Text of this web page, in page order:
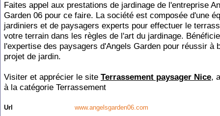
Faites appel aux prestations de jardinage de l'entreprise
Garden 06 pour ce faire. La société est composée d'une
jardiniers et de paysagers experts pour effectuer le
votre terrain dans les règles de l'art du jardinage.
l'expertise des paysagers d'Angels Garden pour réussir à
projet de jardin.
Visiter et apprécier le site Terrassement paysager Nice,
à la catégorie Terrassement
Url
www.angelsgarden06.com